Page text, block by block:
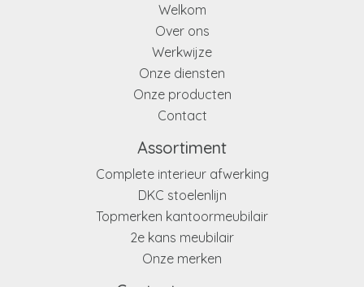
Welkom
Over ons
Werkwijze
Onze diensten
Onze producten
Contact
Assortiment
Complete interieur afwerking
DKC stoelenlijn
Topmerken kantoormeubilair
2e kans meubilair
Onze merken